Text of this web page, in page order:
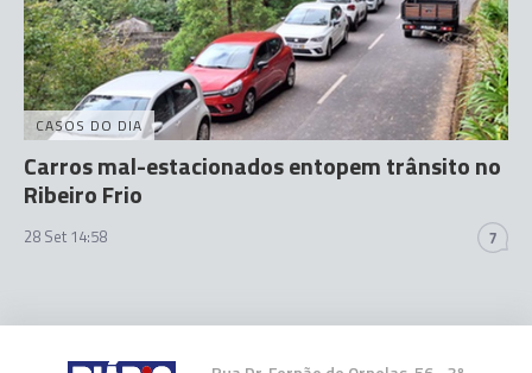
CASOS DO DIA
Carros mal-estacionados entopem trânsito no
Ribeiro Frio
28 Set 14:58 7